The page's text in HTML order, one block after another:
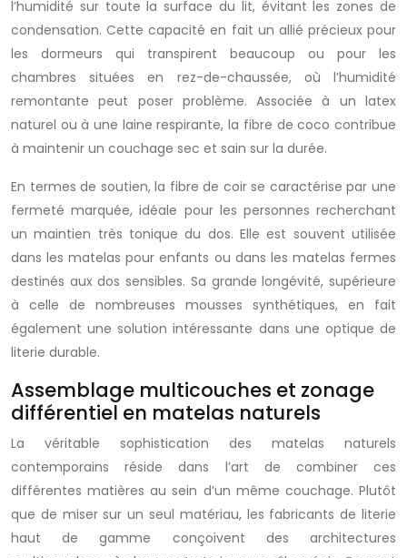
l’humidité sur toute la surface du lit, évitant les zones de
condensation. Cette capacité en fait un allié précieux pour
les dormeurs qui transpirent beaucoup ou pour les
chambres situées en rez-de-chaussée, où l’humidité
remontante peut poser problème. Associée à un latex
naturel ou à une laine respirante, la fibre de coco contribue
à maintenir un couchage sec et sain sur la durée.
En termes de soutien, la fibre de coir se caractérise par une
fermeté marquée, idéale pour les personnes recherchant
un maintien très tonique du dos. Elle est souvent utilisée
dans les matelas pour enfants ou dans les matelas fermes
destinés aux dos sensibles. Sa grande longévité, supérieure
à celle de nombreuses mousses synthétiques, en fait
également une solution intéressante dans une optique de
literie durable.
Assemblage multicouches et zonage
différentiel en matelas naturels
La véritable sophistication des matelas naturels
contemporains réside dans l’art de combiner ces
différentes matières au sein d’un même couchage. Plutôt
que de miser sur un seul matériau, les fabricants de literie
haut de gamme conçoivent des architectures